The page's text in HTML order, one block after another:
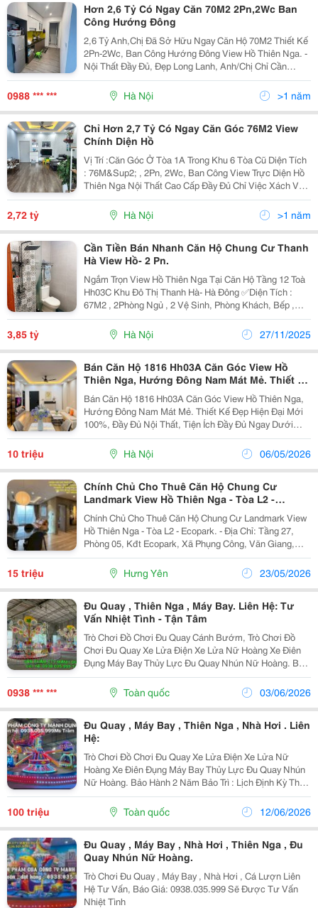
Hơn 2,6 Tỷ Có Ngay Căn 70M2 2Pn,2Wc Ban
Công Hướng Đông
2,6 Tỷ Anh,Chị Đã Sở Hữu Ngay Căn Hộ 70M2 Thiết Kế
2Pn-2Wc, Ban Công Hướng Đông View Hồ Thiên Nga. -
Nội Thất Đầy Đủ, Đẹp Long Lanh, Anh/Chị Chỉ Cần
Mang Đồ Cá Nhân Về Ở. - Siêu Thị Đức Thành Ngay
Dưới Chân Pháp Lý Rõ Ràng, Đầy Đủ. Hỗ Trợ Vay Tối
0988 *** *** Hà Nội >1 năm
Chỉ Hơn 2,7 Tỷ Có Ngay Căn Góc 76M2 View
Chính Diện Hồ
Vị Trí :Căn Góc Ở Tòa 1A Trong Khu 6 Tòa Cũ Diện Tích
: 76M&Sup2; , 2Pn, 2Wc, Ban Công View Trực Diện Hồ
Thiên Nga Nội Thất Cao Cấp Đầy Đủ Chỉ Việc Xách Vali
Về Ở Gửi Xe Máy: 50.000Đ/Tháng Phí Dịch Vụ: Gửi Ô
Tô: 500.000Đ/Tháng Phí Vệ Sinh:...
2,72 tỷ Hà Nội >1 năm
Cần Tiền Bán Nhanh Căn Hộ Chung Cư Thanh
Hà View Hồ- 2 Pn.
Ngắm Trọn View Hồ Thiên Nga Tại Căn Hộ Tầng 12 Toà
Hh03C Khu Đô Thị Thanh Hà- Hà Đông ✅Diện Tích :
67M2 , 2Phòng Ngủ , 2 Vệ Sinh, Phòng Khách, Bếp ,
Ban Công ✅Ban Công Đông Nam Thoáng Mát. ✅Nội
Thất Gồm Có 2 Điều Hoà , 1 Nóng Lạnh, Tủ Bếp...
3,85 tỷ Hà Nội 27/11/2025
Bán Căn Hộ 1816 Hh03A Căn Góc View Hồ
Thiên Nga, Hướng Đông Nam Mát Mẻ. Thiết Kế
Đẹp Hiện Đại Mới 100%, Đầy Đủ Nội
Bán Căn Hộ 1816 Hh03A Căn Góc View Hồ Thiên Nga,
Hướng Đông Nam Mát Mẻ. Thiết Kế Đẹp Hiện Đại Mới
100%, Đầy Đủ Nội Thất, Tiện Ích Đầy Đủ Ngay Dưới
Chân Tòa Khu Đô Thị Thanh Hà B2.1 Chính Là Sự Lựa
Chọn Hoàn Hảo. Diện Tích: 80M2 Thiết Kế: 2 Phòng...
10 triệu Hà Nội 06/05/2026
Chính Chủ Cho Thuê Căn Hộ Chung Cư
Landmark View Hồ Thiên Nga - Tòa L2 -
Ecopark.
Chính Chủ Cho Thuê Căn Hộ Chung Cư Landmark View
Hồ Thiên Nga - Tòa L2 - Ecopark. - Địa Chỉ: Tầng 27,
Phòng 05, Kđt Ecopark, Xã Phụng Công, Văn Giang,
Hưng Yên - Diện Tích: 80 M2.Lh*O902Không96686 - Kết
Cấu: 2 Phòng Ngủ, 2Wc, Có Phòng Xông Khô...
15 triệu Hưng Yên 23/05/2026
Đu Quay , Thiên Nga , Máy Bay. Liên Hệ: Tư
Vấn Nhiệt Tình - Tận Tâm
Trò Chơi Đồ Chơi Đu Quay Cánh Bướm, Trò Chơi Đồ
Chơi Đu Quay Xe Lửa Điện Xe Lửa Nữ Hoàng Xe Điên
Đụng Máy Bay Thủy Lực Đu Quay Nhún Nữ Hoàng. Bảo
Hành 2 Năm Bảo Trì : Lịch Định Kỳ Theo Quy Định Hiện
Hành Của Công Ty Đồ Chơi Mạnh Dung. Sản Phẩm
Dành...
0938 *** *** Toàn quốc 03/06/2026
Đu Quay , Máy Bay , Thiên Nga , Nhà Hơi . Liên
Hệ:
Trò Chơi Đồ Chơi Đu Quay Xe Lửa Điện Xe Lửa Nữ
Hoàng Xe Điên Đụng Máy Bay Thủy Lực Đu Quay Nhún
Nữ Hoàng. Bảo Hành 2 Năm Bảo Trì : Lịch Định Kỳ Theo
Quy Định Hiện Hành Của Công Ty Đồ Chơi Mạnh Dung.
Sản Phẩm Dành Cho Trẻ Em Lớn Hơn 3 Tuổi Và
Người...
100 triệu Toàn quốc 12/06/2026
Đu Quay , Máy Bay , Nhà Hơi , Thiên Nga , Đu
Quay Nhún Nữ Hoàng.
Trò Chơi Đu Quay , Máy Bay , Nhà Hơi , Cá Lượn Liên
Hệ Tư Vấn, Báo Giá: 0938.035.999 Sẽ Được Tư Vấn
Nhiệt Tình